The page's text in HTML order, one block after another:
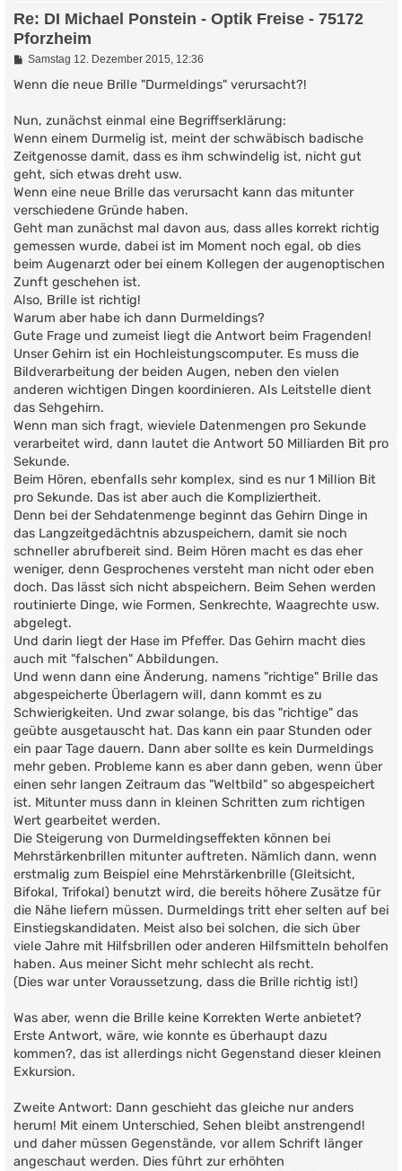
Re: DI Michael Ponstein - Optik Freise - 75172
Pforzheim
B
i
a
g
Samstag 12. Dezember 2015, 12:36
Wenn die neue Brille "Durmeldings" verursacht?!
Nun, zunächst einmal eine Begriffserklärung:
Wenn einem Durmelig ist, meint der schwäbisch badische
Zeitgenosse damit, dass es ihm schwindelig ist, nicht gut
geht, sich etwas dreht usw.
Wenn eine neue Brille das verursacht kann das mitunter
verschiedene Gründe haben.
Geht man zunächst mal davon aus, dass alles korrekt richtig
gemessen wurde, dabei ist im Moment noch egal, ob dies
beim Augenarzt oder bei einem Kollegen der augenoptischen
Zunft geschehen ist.
Also, Brille ist richtig!
Warum aber habe ich dann Durmeldings?
Gute Frage und zumeist liegt die Antwort beim Fragenden!
Unser Gehirn ist ein Hochleistungscomputer. Es muss die
Bildverarbeitung der beiden Augen, neben den vielen
anderen wichtigen Dingen koordinieren. Als Leitstelle dient
das Sehgehirn.
Wenn man sich fragt, wieviele Datenmengen pro Sekunde
verarbeitet wird, dann lautet die Antwort 50 Milliarden Bit pro
Sekunde.
Beim Hören, ebenfalls sehr komplex, sind es nur 1 Million Bit
pro Sekunde. Das ist aber auch die Kompliziertheit.
Denn bei der Sehdatenmenge beginnt das Gehirn Dinge in
das Langzeitgedächtnis abzuspeichern, damit sie noch
schneller abrufbereit sind. Beim Hören macht es das eher
weniger, denn Gesprochenes versteht man nicht oder eben
doch. Das lässt sich nicht abspeichern. Beim Sehen werden
routinierte Dinge, wie Formen, Senkrechte, Waagrechte usw.
abgelegt.
Und darin liegt der Hase im Pfeffer. Das Gehirn macht dies
auch mit "falschen" Abbildungen.
Und wenn dann eine Änderung, namens "richtige" Brille das
abgespeicherte Überlagern will, dann kommt es zu
Schwierigkeiten. Und zwar solange, bis das "richtige" das
geübte ausgetauscht hat. Das kann ein paar Stunden oder
ein paar Tage dauern. Dann aber sollte es kein Durmeldings
mehr geben. Probleme kann es aber dann geben, wenn über
einen sehr langen Zeitraum das "Weltbild" so abgespeichert
ist. Mitunter muss dann in kleinen Schritten zum richtigen
Wert gearbeitet werden.
Die Steigerung von Durmeldingseffekten können bei
Mehrstärkenbrillen mitunter auftreten. Nämlich dann, wenn
erstmalig zum Beispiel eine Mehrstärkenbrille (Gleitsicht,
Bifokal, Trifokal) benutzt wird, die bereits höhere Zusätze für
die Nähe liefern müssen. Durmeldings tritt eher selten auf bei
Einstiegskandidaten. Meist also bei solchen, die sich über
viele Jahre mit Hilfsbrillen oder anderen Hilfsmitteln beholfen
haben. Aus meiner Sicht mehr schlecht als recht.
(Dies war unter Voraussetzung, dass die Brille richtig ist!)
Was aber, wenn die Brille keine Korrekten Werte anbietet?
Erste Antwort, wäre, wie konnte es überhaupt dazu
kommen?, das ist allerdings nicht Gegenstand dieser kleinen
Exkursion.
Zweite Antwort: Dann geschieht das gleiche nur anders
herum! Mit einem Unterschied, Sehen bleibt anstrengend!
und daher müssen Gegenstände, vor allem Schrift länger
angeschaut werden. Dies führt zur erhöhten